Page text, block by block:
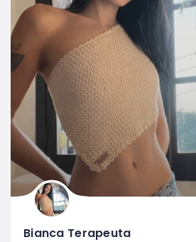
Bianca Terapeuta